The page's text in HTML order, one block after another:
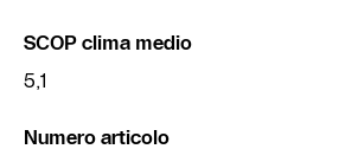
SCOP clima medio
5,1
Numero articolo